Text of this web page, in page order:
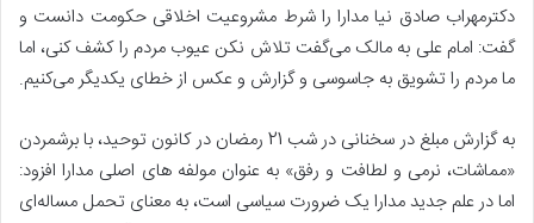
دکترمهراب صادق نیا مدارا را شرط مشروعیت اخلاقی حکومت دانست و
گفت: امام علی به مالک می‌گفت تلاش نکن عیوب مردم را کشف کنی، اما
ما مردم را تشویق به جاسوسی و گزارش و عکس از خطای یکدیگر می‌کنیم.
به گزارش مبلغ در سخنانی در شب 21 رمضان در کانون توحید، با برشمردن
«مماشات، نرمی و لطافت و رفق» به عنوان مولفه های اصلی مدارا افزود:
اما در علم جدید مدارا یک ضرورت سیاسی است، به معنای تحمل مساله‌ای